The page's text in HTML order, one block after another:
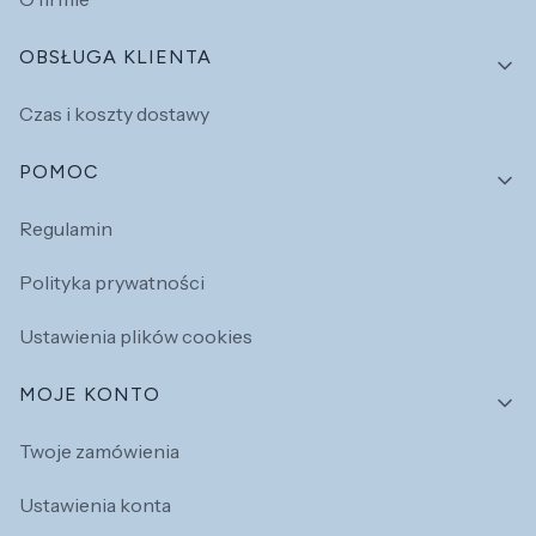
OBSŁUGA KLIENTA
Czas i koszty dostawy
POMOC
Regulamin
Polityka prywatności
Ustawienia plików cookies
MOJE KONTO
Twoje zamówienia
Ustawienia konta